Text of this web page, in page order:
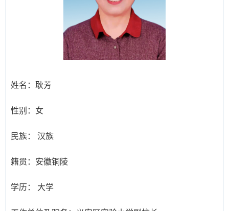
姓名： 耿芳
性别： 女
民族： 汉族
籍贯： 安徽铜陵
学历： 大学